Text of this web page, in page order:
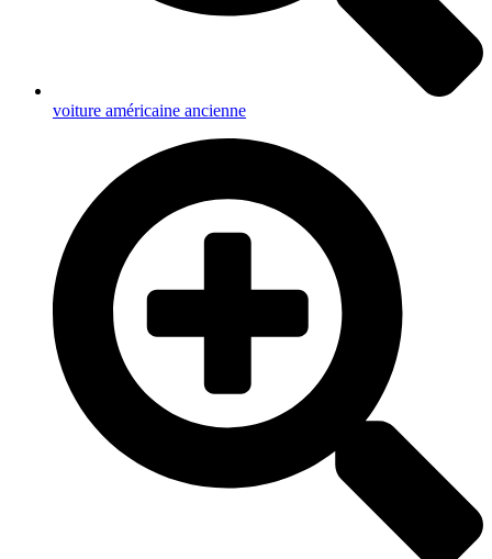
voiture américaine ancienne